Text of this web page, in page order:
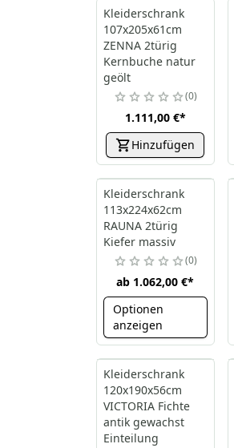
Kleiderschrank
107x205x61cm
ZENNA 2türig
Kernbuche natur
geölt
0
1.111,00 €*
Hinzufügen
Kleiderschrank
113x224x62cm
RAUNA 2türig
Kiefer massiv
0
ab 1.062,00 €*
Optionen
anzeigen
Kleiderschrank
120x190x56cm
VICTORIA Fichte
antik gewachst
Einteilung